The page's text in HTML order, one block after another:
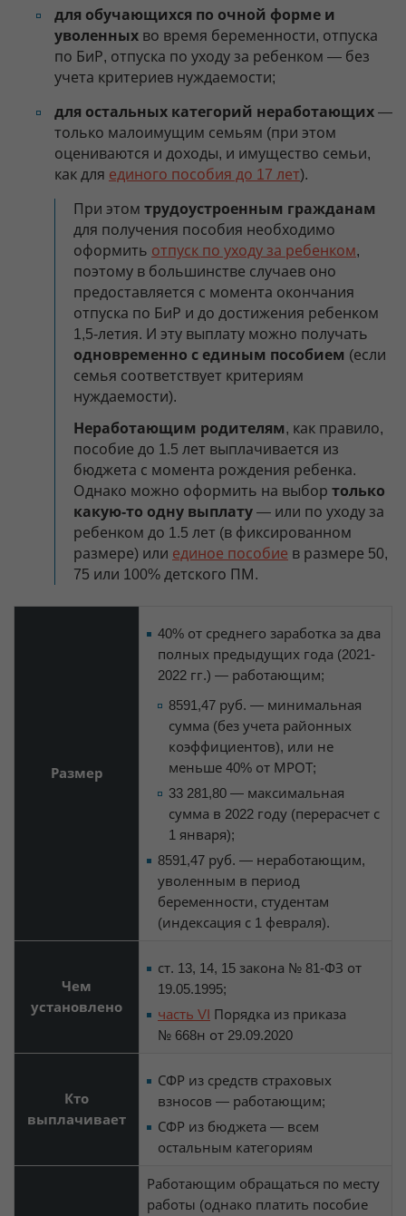
для обучающихся по очной форме и
уволенных во время беременности, отпуска
по БиР, отпуска по уходу за ребенком — без
учета критериев нуждаемости;
для остальных категорий неработающих —
только малоимущим семьям (при этом
оцениваются и доходы, и имущество семьи,
как для единого пособия до 17 лет).
При этом трудоустроенным гражданам
для получения пособия необходимо
оформить отпуск по уходу за ребенком,
поэтому в большинстве случаев оно
предоставляется с момента окончания
отпуска по БиР и до достижения ребенком
1,5-летия. И эту выплату можно получать
одновременно с единым пособием (если
семья соответствует критериям
нуждаемости).
Неработающим родителям, как правило,
пособие до 1.5 лет выплачивается из
бюджета с момента рождения ребенка.
Однако можно оформить на выбор только
какую-то одну выплату — или по уходу за
ребенком до 1.5 лет (в фиксированном
размере) или единое пособие в размере 50,
75 или 100% детского ПМ.
Размер
40% от среднего заработка за два
полных предыдущих года (2021-
2022 гг.) — работающим;
8591,47 руб. — минимальная
сумма (без учета районных
коэффициентов), или не
меньше 40% от МРОТ;
33 281,80 — максимальная
сумма в 2022 году (перерасчет с
1 января);
8591,47 руб. — неработающим,
уволенным в период
беременности, студентам
(индексация с 1 февраля).
Чем
установлено
ст. 13, 14, 15 закона № 81-ФЗ от
19.05.1995;
часть VI Порядка из приказа
№ 668н от 29.09.2020
Кто
выплачивает
СФР из средств страховых
взносов — работающим;
СФР из бюджета — всем
остальным категориям
Работающим обращаться по месту
работы (однако платить пособие